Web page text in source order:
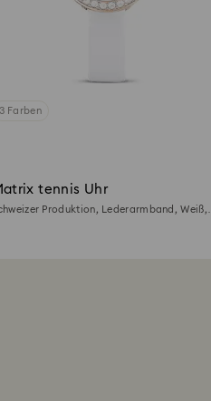
3 Farben
tennis Uhr
Produktion, Lederarmband, Weiß,